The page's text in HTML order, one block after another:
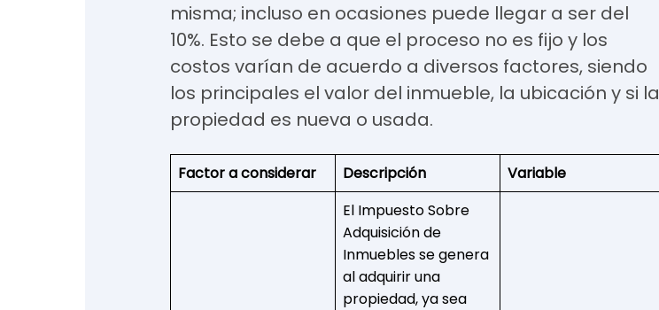
misma; incluso en ocasiones puede llegar a ser del
10%. Esto se debe a que el proceso no es fijo y los
costos varían de acuerdo a diversos factores, siendo
los principales el valor del inmueble, la ubicación y si la
propiedad es nueva o usada.
Factor a considerar Descripción Variable
El Impuesto Sobre
Adquisición de
Inmuebles se genera
al adquirir una
propiedad, ya sea